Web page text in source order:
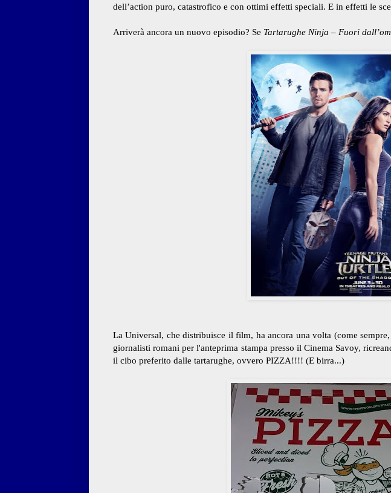
dell’action puro, catastrofico e con ottimi effetti speciali. E in effetti le
Arriverà ancora un nuovo episodio? Se Tartarughe Ninja – Fuori
La Universal, che distribuisce il film, ha ancora una volta (come
giornalisti romani per l'anteprima stampa presso il Cinema Savoy,
il cibo preferito dalle tartarughe, ovvero PIZZA!!!! (E birra...)